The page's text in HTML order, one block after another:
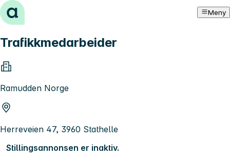
Hopp til innhold Meny
Trafikkmedarbeider
Ramudden Norge
Herreveien 47, 3960 Stathelle
Stillingsannonsen er inaktiv.